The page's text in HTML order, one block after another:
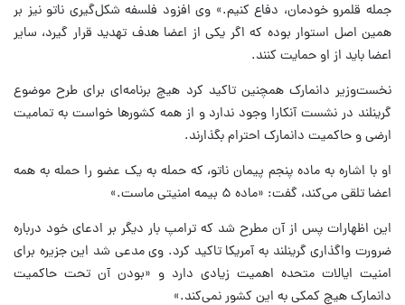
جمله قلمرو خودمان، دفاع کنیم.» وی افزود فلسفه شکل‌گیری ناتو نیز بر
همین اصل استوار بوده که اگر یکی از اعضا هدف تهدید قرار گیرد، سایر
اعضا باید از او حمایت کنند.
نخست‌وزیر دانمارک همچنین تاکید کرد هیچ برنامه‌ای برای طرح موضوع
گرینلند در نشست آنکارا وجود ندارد و از همه کشورها خواست به تمامیت
ارضی و حاکمیت دانمارک احترام بگذارند.
او با اشاره به ماده پنجم پیمان ناتو، که حمله به یک عضو را حمله به همه
اعضا تلقی می‌کند، گفت: «ماده ۵ بیمه امنیتی ماست.»
این اظهارات پس از آن مطرح شد که ترامپ بار دیگر بر ادعای خود درباره
ضرورت واگذاری گرینلند به آمریکا تاکید کرد. وی مدعی شد این جزیره برای
امنیت ایالات متحده اهمیت زیادی دارد و «بودن آن تحت حاکمیت
دانمارک هیچ کمکی به این کشور نمی‌کند.»